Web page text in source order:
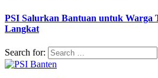
PSI Salurkan Bantuan untuk Warga
Langkat
Search for: